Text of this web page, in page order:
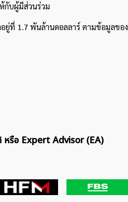
กับผู้มีส่วนร่วม
อยู่ที่ 1.7 พันล้านดอลลาร์ ตามข้อมูลของ
หรือ Expert Advisor (EA)